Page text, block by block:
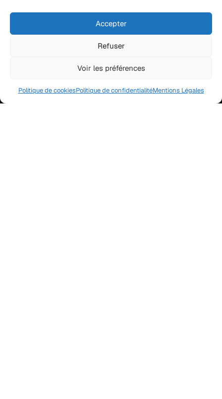
Accepter
Refuser
Voir les préférences
Politique de cookiesPolitique de confidentialitéMentions Légales